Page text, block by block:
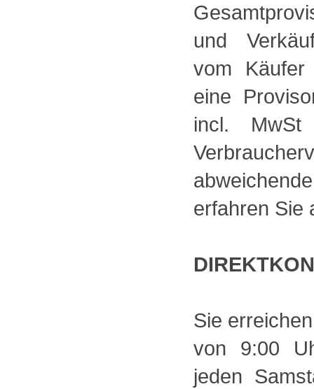
und
vom Käufer
eine
incl.
erfahren Sie
Sie
von 9:00
jeden